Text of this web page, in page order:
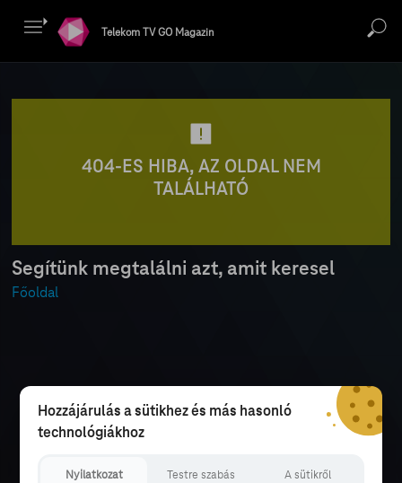
Telekom TV GO Magazin
404-ES HIBA, AZ OLDAL NEM
TALÁLHATÓ
Segítünk megtalálni azt, amit keresel
Főoldal
Hozzájárulás a sütikhez és más hasonló
technológiákhoz
Nyilatkozat Testre szabás A sütikről